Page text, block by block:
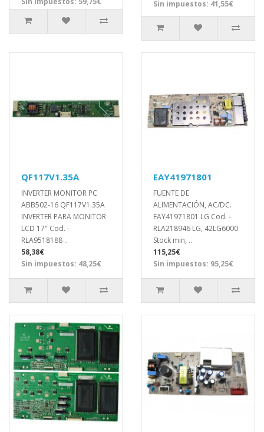
Sin impuestos: 41,55€
QF117V1.35A
INVERTER MONITOR PC
ABB502-16 QF117V1.35A
INVERTER PARA MONITOR
LCD 17" Cod. -
RLA9518188 ..
58,38€
Sin impuestos: 48,25€
EAY41971801
FUENTE DE
ALIMENTACIÓN, AC/DC.
EAY41971801 LG Cod. -
RLA218946 LG, 42LG6000
Stock min, ..
115,25€
Sin impuestos: 95,25€